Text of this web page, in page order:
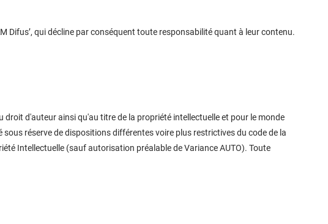
Difus’, qui décline par conséquent toute responsabilité quant à leur contenu.
d'auteur ainsi qu'au titre de la propriété intellectuelle et pour le monde
réserve de dispositions différentes voire plus restrictives du code de la
Intellectuelle (sauf autorisation préalable de Variance AUTO). Toute